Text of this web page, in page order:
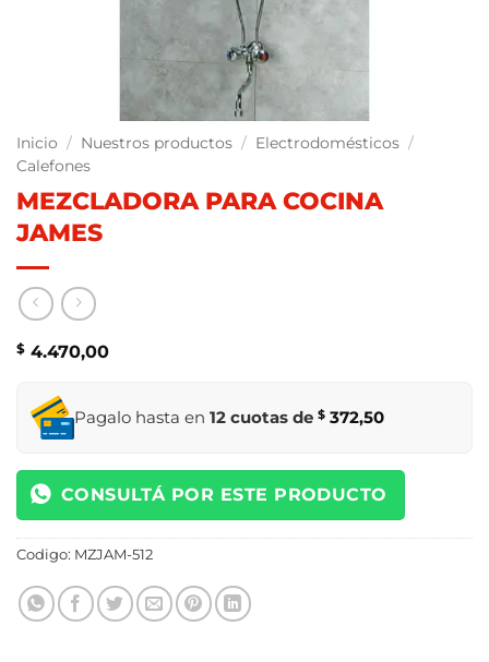
Inicio / Nuestros productos / Electrodomésticos /
Calefones
MEZCLADORA PARA COCINA
JAMES
$ 4.470,00
Pagalo hasta en 12 cuotas de $ 372,50
CONSULTÁ POR ESTE PRODUCTO
Codigo: MZJAM-512